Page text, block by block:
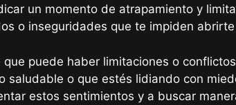
un momento de atrapamiento y
o inseguridades que te impiden
que puede haber limitaciones o
saludable o que estés lidiando con
estos sentimientos y a buscar